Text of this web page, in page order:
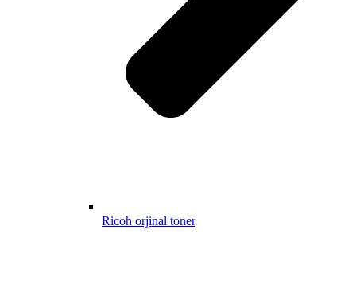
Ricoh orjinal toner